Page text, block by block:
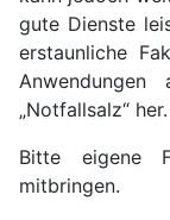
gute Dienste
erstaunliche
„Notfallsalz“ her.
Bitte eigene
mitbringen.